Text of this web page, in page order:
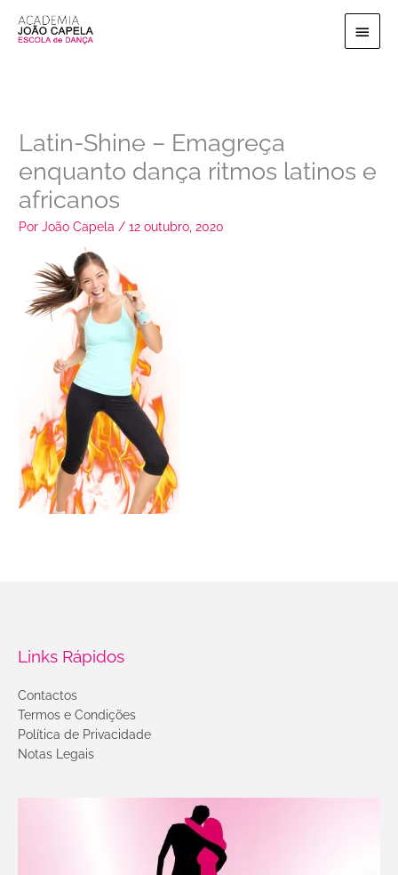
para
Menu
Latin-Shine – Emagreça
enquanto dança ritmos latinos e
africanos
PorJoão Capela /12 outubro, 2020
Links Rápidos
Contactos
Termos e Condições
Política de Privacidade
Notas Legais